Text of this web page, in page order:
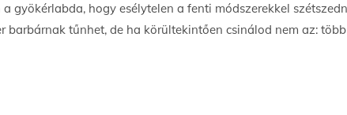
gyökérlabda, hogy esélytelen a fenti módszerekkel
barbárnak tűnhet, de ha körültekintően csinálod nem az: